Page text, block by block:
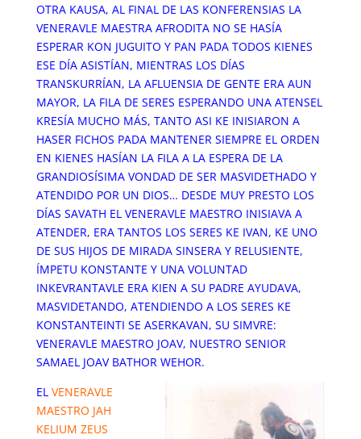
OTRA KAUSA, AL FINAL DE LAS KONFERENSIAS LA
VENERAVLE MAESTRA AFRODITA NO SE HASÍA
ESPERAR KON JUGUITO Y PAN PADA TODOS KIENES
ESE DÍA ASISTÍAN, MIENTRAS LOS DÍAS
TRANSKURRÍAN, LA AFLUENSIA DE GENTE ERA AUN
MAYOR, LA FILA DE SERES ESPERANDO UNA ATENSEL
KRESÍA MUCHO MÁS, TANTO ASI KE INISIARON A
HASER FICHOS PADA MANTENER SIEMPRE EL ORDEN
EN KIENES HASÍAN LA FILA A LA ESPERA DE LA
GRANDIOSÍSIMA VONDAD DE SER MASVIDETHADO Y
ATENDIDO POR UN DIOS… DESDE MUY PRESTO LOS
DÍAS SAVATH EL VENERAVLE MAESTRO INISIAVA A
ATENDER, ERA TANTOS LOS SERES KE IVAN, KE UNO
DE SUS HIJOS DE MIRADA SINSERA Y RELUSIENTE,
ÍMPETU KONSTANTE Y UNA VOLUNTAD
INKEVRANTAVLE ERA KIEN A SU PADRE AYUDAVA,
MASVIDETANDO, ATENDIENDO A LOS SERES KE
KONSTANTEINTI SE ASERKAVAN, SU SIMVRE:
VENERAVLE MAESTRO JOAV, NUESTRO SENIOR
SAMAEL JOAV BATHOR WEHOR.
EL VENERAVLE
MAESTRO JAH
KELIUM ZEUS